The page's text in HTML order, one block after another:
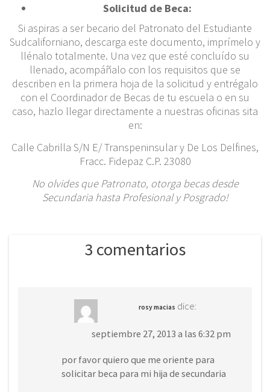
Solicitud de Beca:
Si aspiras a ser becario del Patronato del Estudiante
Sudcaliforniano, descarga este documento, imprímelo y
llénalo totalmente. Una vez que esté concluído su
llenado, acompáñalo con los requisitos que se
describen en la primera hoja de la solicitud y entrégalo
con el Coordinador de Becas de tu escuela o en su
caso, hazlo llegar directamente a nuestras oficinas sita
en:
Calle Cabrilla S/N E/ Transpeninsular y De Los Delfines,
Fracc. Fidepaz C.P. 23080
No olvides que Patronato, otorga becas desde
Secundaria hasta Profesional y Posgrado!
3 comentarios
rosy macias dice:
septiembre 27, 2013 a las 6:32 pm
por favor quiero que me oriente para
solicitar beca para mi hija de secundaria